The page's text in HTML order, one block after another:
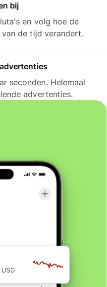
bij
en volg hoe de
de tijd verandert.
seconden. Helemaal
advertenties.